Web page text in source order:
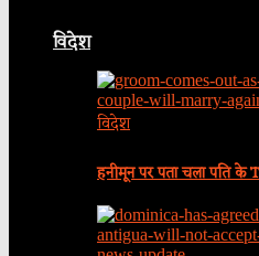
विदेश
विदेश
हनीमून पर पता चला पति